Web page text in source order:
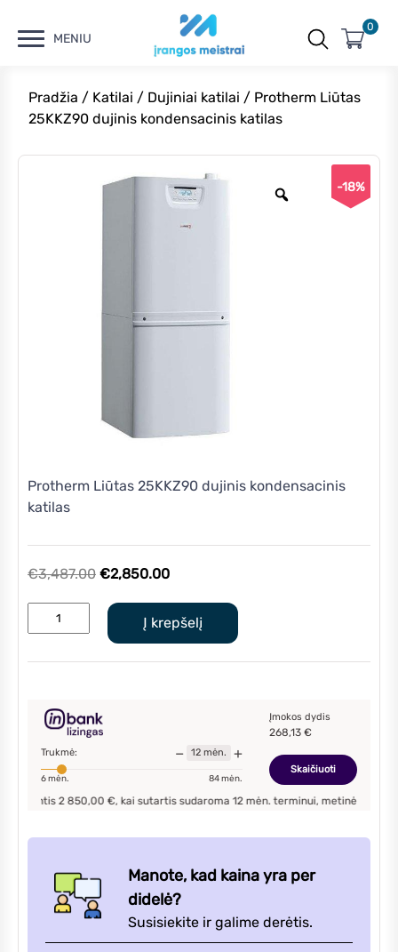
MENIU
0
Pradžia / Katilai / Dujiniai katilai / Protherm Liūtas
25KKZ90 dujinis kondensacinis katilas
-18%
Protherm Liūtas 25KKZ90 dujinis kondensacinis
katilas
€3,487.00 Original
was:
€3,487.00.
€2,850.00Current
is:
€2,850.00.
produkto
kiekis:
dujinis
kondensacinis
katilas
Į krepšelį
Trukmė: − 12 mėn. +
6mėn. 84mėn.
Įmokos dydis
268,13 €
Skaičiuoti
2 850,00€, kai sutartis sudaroma12mėn. terminui, metinė palūkanų
Manote, kad kaina yra per
didelė?
Susisiekite ir galime derėtis.